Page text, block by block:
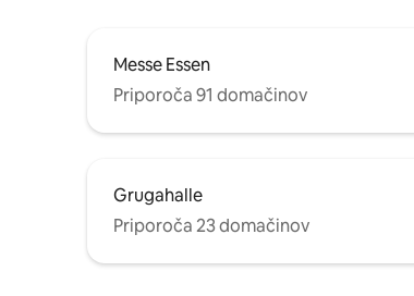
Messe Essen
Priporoča 91 domačinov
Grugahalle
Priporoča 23 domačinov